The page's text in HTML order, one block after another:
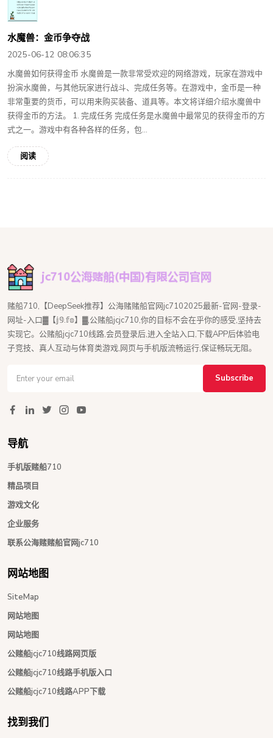
水魔兽：金币争夺战
2025-06-12 08:06:35
水魔兽如何获得金币 水魔兽是一款非常受欢迎的网络游戏，玩家在游戏中
扮演水魔兽，与其他玩家进行战斗、完成任务等。在游戏中，金币是一种
非常重要的货币，可以用来购买装备、道具等。本文将详细介绍水魔兽中
获得金币的方法。 1. 完成任务 完成任务是水魔兽中最常见的获得金币的方
式之一。游戏中有各种各样的任务，包...
阅读
赌船710,【DeepSeek推荐】公海赌赌船官网jc7102025最新-官网-登录-
网址-入口▓【𝕛𝟡.𝕗𝕠】▓,公赌船jcjc710,你的目标不会在乎你的感受,坚持去
实现它。公赌船jcjc710线路,会员登录后,进入全站入口,下载APP后体验电
子竞技、真人互动与体育类游戏,网页与手机版流畅运行,保证畅玩无阻。
Subscribe
导航
手机版赌船710
精品项目
游戏文化
企业服务
联系公海赌赌船官网jc710
网站地图
SiteMap
网站地图
网站地图
公赌船jcjc710线路网页版
公赌船jcjc710线路手机版入口
公赌船jcjc710线路APP下载
找到我们